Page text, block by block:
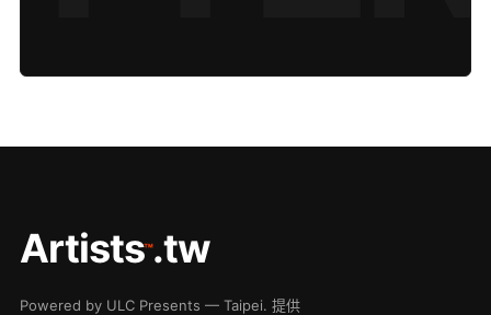
Artists™.tw
Powered by ULC Presents — Taipei. 提供